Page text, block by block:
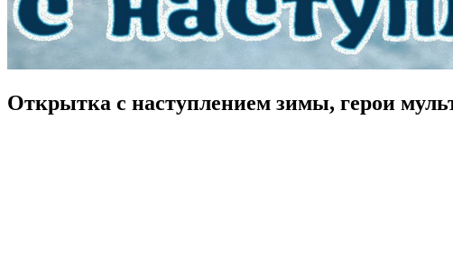
Открытка с наступлением зимы, герои